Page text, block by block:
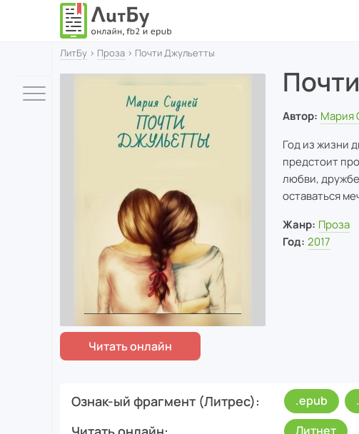
ЛитБу › Проза › Почти Джульетты
Автор: Мария
Год из жизни
предстоит
любви,
оставаться
Жанр: Проза
Год: 2017
Ознак-ый фрагмент (Литрес) .epub
Литнет